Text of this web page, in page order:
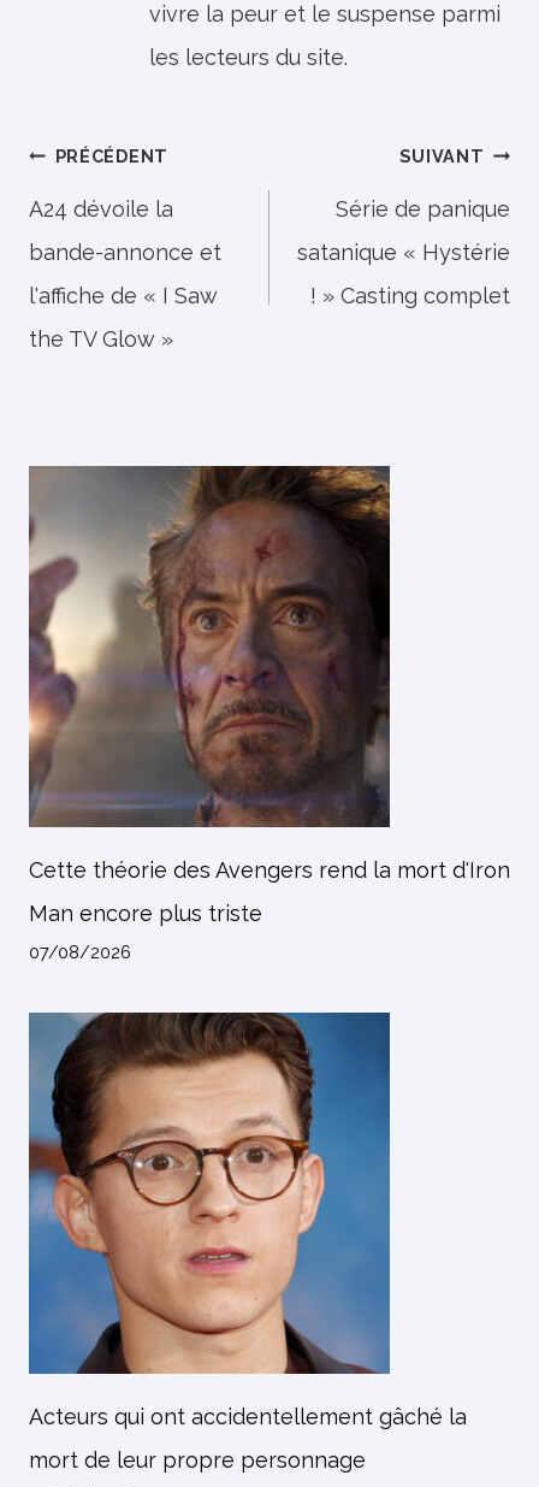
vivre la peur et le suspense parmi
les lecteurs du site.
Navigation
de
l’article
PRÉCÉDENT
A24 dévoile la
bande-annonce et
l'affiche de « I Saw
the TV Glow »
SUIVANT
Série de panique
satanique « Hystérie
! » Casting complet
Cette théorie des Avengers rend la mort d'Iron
Man encore plus triste
07/08/2026
Acteurs qui ont accidentellement gâché la
mort de leur propre personnage